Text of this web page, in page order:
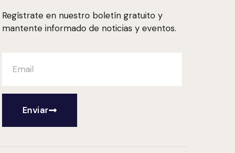
Regístrate en nuestro boletín gratuito y
mantente informado de noticias y eventos.
Enviar